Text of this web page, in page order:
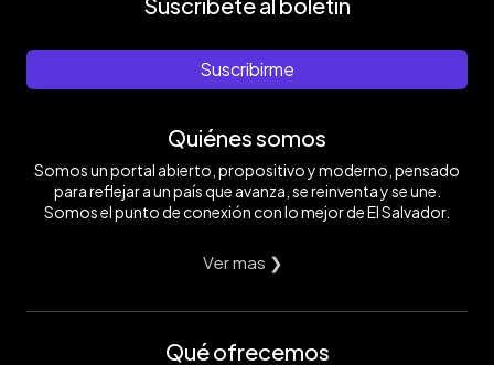
Suscribirme
Quiénes somos
Somos un portal abierto, propositivo y moderno, pensado
para reflejar a un país que avanza, se reinventa y se une.
Somos el punto de conexión con lo mejor de El Salvador.
Ver mas ❯
Qué ofrecemos